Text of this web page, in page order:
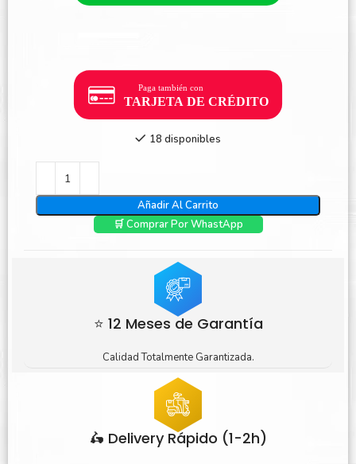
18 disponibles
Añadir Al Carrito
🛒 Comprar Por WhastApp
⭐ 12 Meses de Garantía
Calidad Totalmente Garantizada.
🛵 Delivery Rápido (1-2h)